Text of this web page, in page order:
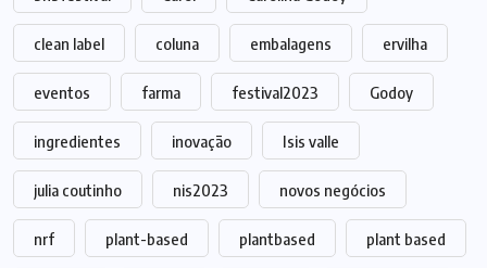
clean label coluna embalagens ervilha
eventos farma festival2023 Godoy
ingredientes inovação Isis valle
julia coutinho nis2023 novos negócios
nrf plant-based plantbased plant based